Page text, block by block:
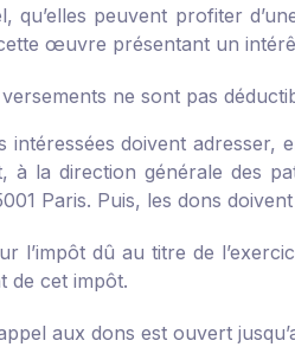
qu’elles peuvent profiter
œuvre présentant un
ne sont pas
intéressées doivent
à la direction générale des
Paris. Puis, les dons
l’impôt dû au titre de
de cet impôt.
aux dons est ouvert